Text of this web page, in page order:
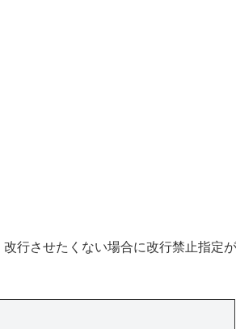
行させたくない場合に改行禁止指定